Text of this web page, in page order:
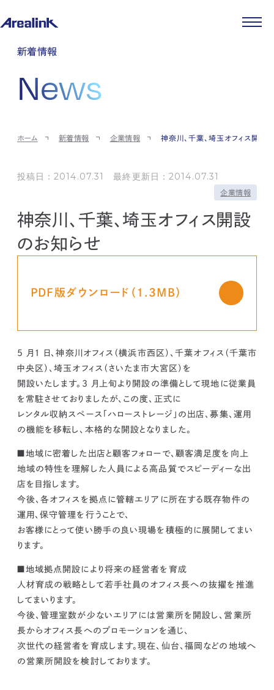
企業情報
企業理念
会社概要
コーポレートガバナンス
ストレージ事業
パートナー制度
土地権利整備事業
IR情報
IRカレンダー
IRポリシー
ストレージ室数実績
個人投資家の皆様へ
よくある質問・用語集
IRメール登録
ニュース
商品情報
先輩社員インタビュー
採用エントリー
お問い合わせ
asul
サイト
ーム
新着情報
News
ホーム 新着情報 企業情報 神奈川、千葉、埼玉オフィス開設
投稿日：2014.07.31 最終更新日：2014.07.31
企業情報
神奈川、千葉、埼玉オフィス開設
のお知らせ
PDF版ダウンロード（1.3MB）
5 月1 日、神奈川オフィス（横浜市西区）、千葉オフィス（千葉市
中央区）、埼玉オフィス（さいたま市大宮区）を
開設いたします。3 月上旬より開設の準備として現地に従業員
を常駐させておりましたが、この度、正式に
レンタル収納スペース「ハローストレージ」の出店、募集、運用
の機能を移転し、本格的な開設となりました。
■地域に密着した出店と顧客フォローで、顧客満足度を向上
地域の特性を理解した人員による高品質でスピーディーな出
店を目指します。
今後、各オフィスを拠点に管轄エリアに所在する既存物件の
運用、保守管理を行うことで、
お客様にとって使い勝手の良い現場を積極的に展開してまい
ります。
■地域拠点開設により将来の経営者を育成
人材育成の戦略として若手社員のオフィス長への抜擢を推進
してまいります。
今後、管理室数が少ないエリアには営業所を開設し、営業所
長からオフィス長へのプロモーションを通じ、
次世代の経営者を育成します。現在、仙台、福岡などの地域へ
の営業所開設を検討しております。